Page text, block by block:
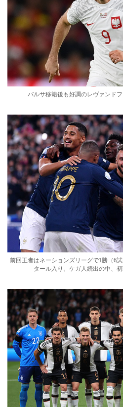
バルサ移籍後も好調のレヴァンド
前回王者はネーションズリーグで1勝（6
タール入り。ケガ人続出の中、